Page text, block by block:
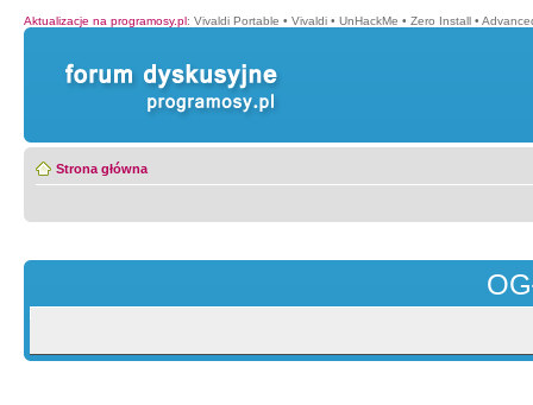
Aktualizacje na programosy.pl: Vivaldi Portable • Vivaldi • UnHackMe • Zero Install •
Strona główna